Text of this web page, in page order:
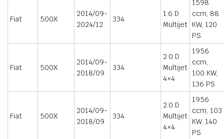
Fiat 500X
2014/09-
2024/12
334
1.6 D
Multijet
1598
ccm, 88
KW, 120
PS
Fiat 500X
2014/09-
2018/09
334
2.0 D
Multijet
4×4
1956
ccm,
100 KW,
136 PS
Fiat 500X
2014/09-
2018/09
334
2.0 D
Multijet
4×4
1956
ccm, 103
KW, 140
PS